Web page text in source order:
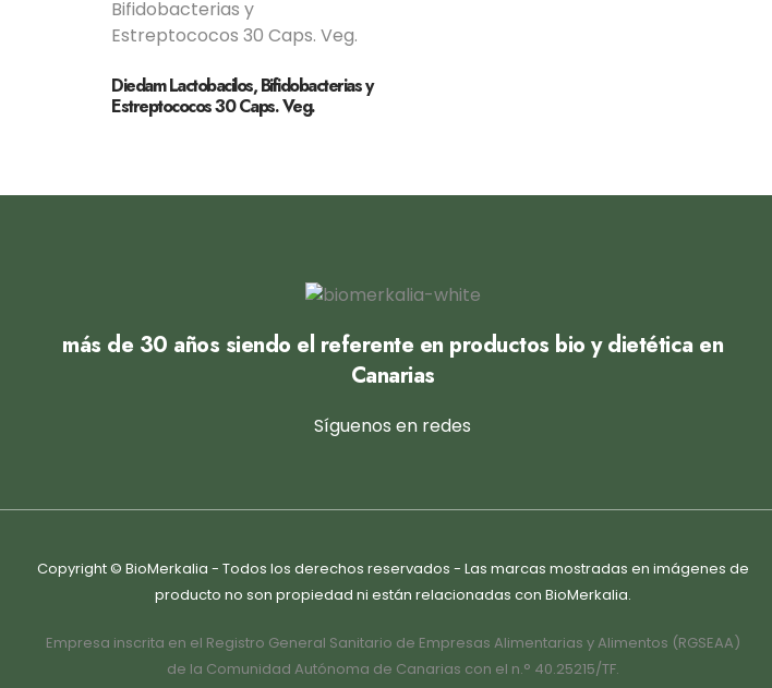
Diedam Lactobacilos, Bifidobacterias y
Estreptococos 30 Caps. Veg.
más de 30 años siendo el referente en productos bio y dietética en
Canarias
Síguenos en redes
Copyright © BioMerkalia - Todos los derechos reservados - Las marcas mostradas en imágenes de
producto no son propiedad ni están relacionadas con BioMerkalia.
Empresa inscrita en el Registro General Sanitario de Empresas Alimentarias y Alimentos (RGSEAA)
de la Comunidad Autónoma de Canarias con el n.° 40.25215/TF.